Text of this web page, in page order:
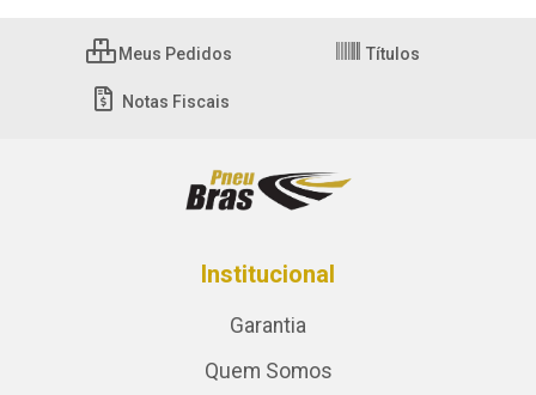
Meus Pedidos Títulos
Notas Fiscais
Institucional
Garantia
Quem Somos